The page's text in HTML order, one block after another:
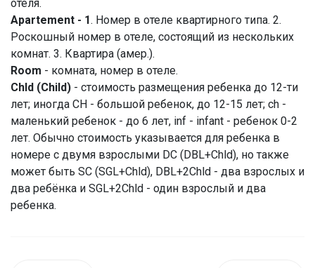
отеля.
Apartement - 1. Номер в отеле квартирного типа. 2.
Роскошный номер в отеле, состоящий из нескольких
комнат. 3. Квартира (амер.).
Room - комната, номер в отеле.
Chld (Child) - стоимость размещения ребенка до 12-ти
лет; иногда CH - большой ребенок, до 12-15 лет; ch -
маленький ребенок - до 6 лет, inf - infant - ребенок 0-2
лет. Обычно стоимость указывается для ребенка в
номере с двумя взрослыми DC (DBL+Chld), но также
может быть SC (SGL+Chld), DBL+2Chld - два взрослых и
два ребёнка и SGL+2Chld - один взрослый и два
ребенка.